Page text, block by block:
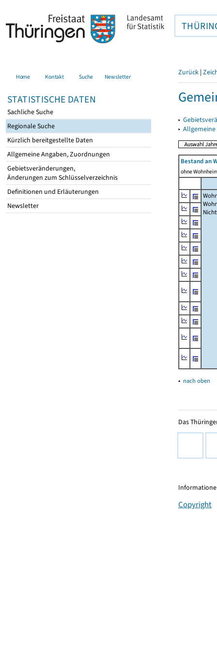
Home Kontakt Suche Newsletter
STATISTISCHE DATEN
Sachliche Suche
Regionale Suche
Kürzlich bereitgestellte Daten
Allgemeine Angaben, Zuordnungen
Gebietsveränderungen,
Änderungen zum Schlüsselverzeichnis
Definitionen und Erläuterungen
Newsletter
Zurück |
▸
▸
Bestand an
ohne
▴ nach oben
Das
Copyright